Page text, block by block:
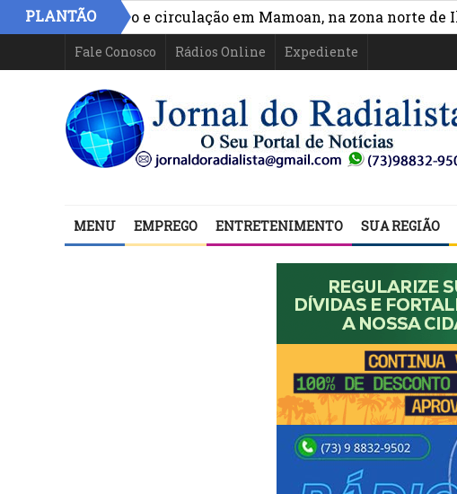
PLANTÃO
acesso e circulação em Mamoan, na zona norte de Ilhéus »
Fale Conosco Rádios Online Expediente
MENU EMPREGO ENTRETENIMENTO SUA REGIÃO